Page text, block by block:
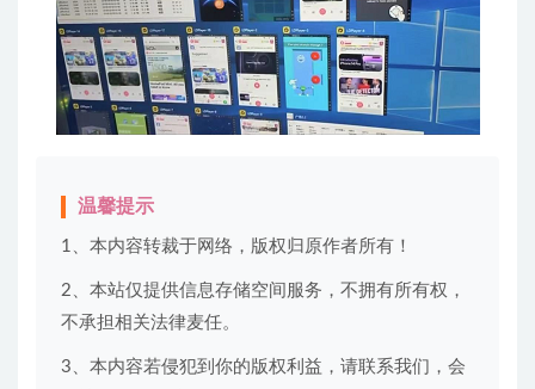
温馨提示
1、本内容转裁于网络，版权归原作者所有！
2、本站仅提供信息存储空间服务，不拥有所有权，
不承担相关法律麦任。
3、本内容若侵犯到你的版权利益，请联系我们，会